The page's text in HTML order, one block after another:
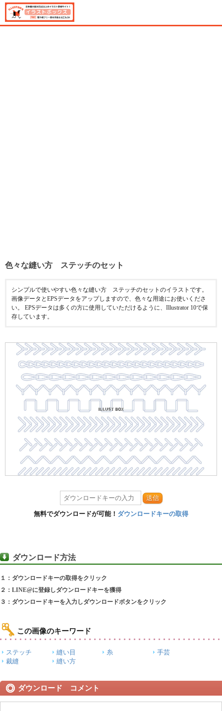
色々な縫い方 ステッチのセット
シンプルで使いやすい色々な縫い方 ステッチのセットのイラストです。
画像データとEPSデータをアップしますので、色々な用途にお使いくださ
い。 EPSデータは多くの方に使用していただけるように、Illustrator 10で保
存しています。
送信
無料でダウンロードが可能！ ダウンロードキーの取得
ダウンロード方法
１：ダウンロードキーの取得をクリック
２：LINE@に登録しダウンロードキーを獲得
３：ダウンロードキーを入力しダウンロードボタンをクリック
この画像のキーワード
ステッチ 縫い目 糸
手芸
裁縫
縫い方
ダウンロード コメント